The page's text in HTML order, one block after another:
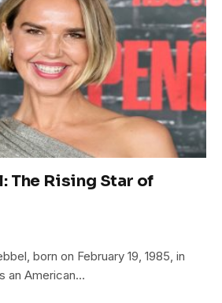
The Rising Star of
born on February 19, 1985, in
an American…